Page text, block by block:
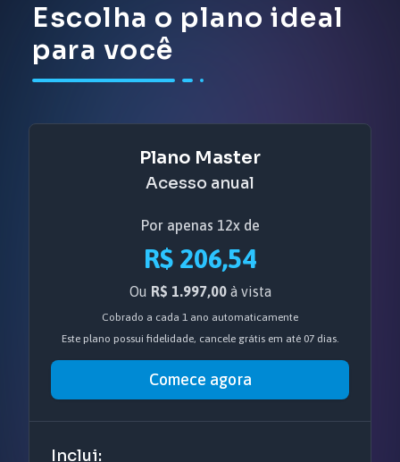
Escolha o plano ideal
para você
Plano Master
Acesso anual
Por apenas 12x de
R$ 206,54
Ou R$ 1.997,00à vista
Cobrado a cada 1 ano automaticamente
Este plano possui fidelidade, cancele grátis em até 07 dias.
Comece agora
Inclui: